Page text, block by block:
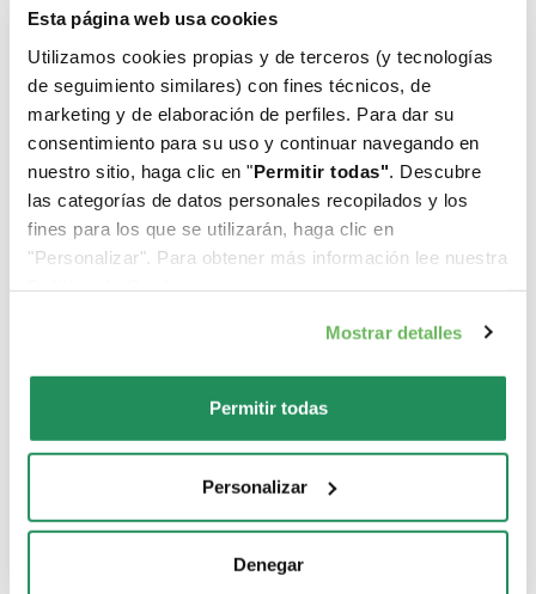
Esta página web usa cookies
Utilizamos cookies propias y de terceros (y tecnologías
de seguimiento similares) con fines técnicos, de
marketing y de elaboración de perfiles. Para dar su
consentimiento para su uso y continuar navegando en
nuestro sitio, haga clic en "Permitir todas" . Descubre
las categorías de datos personales recopilados y los
fines para los que se utilizarán, haga clic en
"Personalizar". Para obtener más información lee nuestra
Mostrar detalles
Permitir todas
Personalizar
Denegar
MONOPROTEIN
ORIGINAL FORMULA
• Adult Turkey Paté